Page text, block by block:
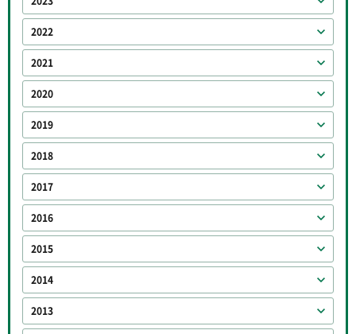
2022
2021
2020
2019
2018
2017
2016
2015
2014
2013